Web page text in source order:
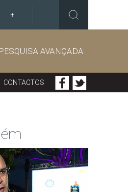
+
PESQUISA AVANÇADA
CONTACTOS